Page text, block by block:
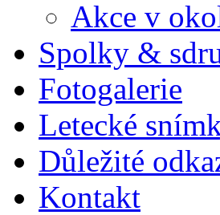
Akce v
Spolky &
Fotogalerie
Letecké
Důležité
Kontakt